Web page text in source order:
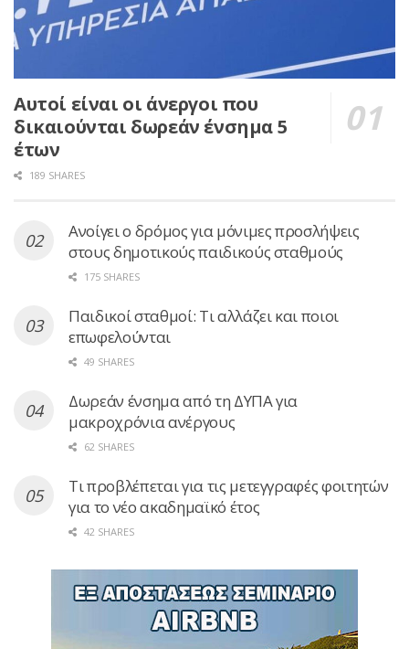
Αυτοί είναι οι άνεργοι που
δικαιούνται δωρεάν ένσημα 5
έτων
189 SHARES
Ανοίγει ο δρόμος για μόνιμες προσλήψεις
στους δημοτικούς παιδικούς σταθμούς
175 SHARES
Παιδικοί σταθμοί: Τι αλλάζει και ποιοι
επωφελούνται
49 SHARES
Δωρεάν ένσημα από τη ΔΥΠΑ για
μακροχρόνια ανέργους
62 SHARES
Τι προβλέπεται για τις μετεγγραφές φοιτητών
για το νέο ακαδημαϊκό έτος
42 SHARES